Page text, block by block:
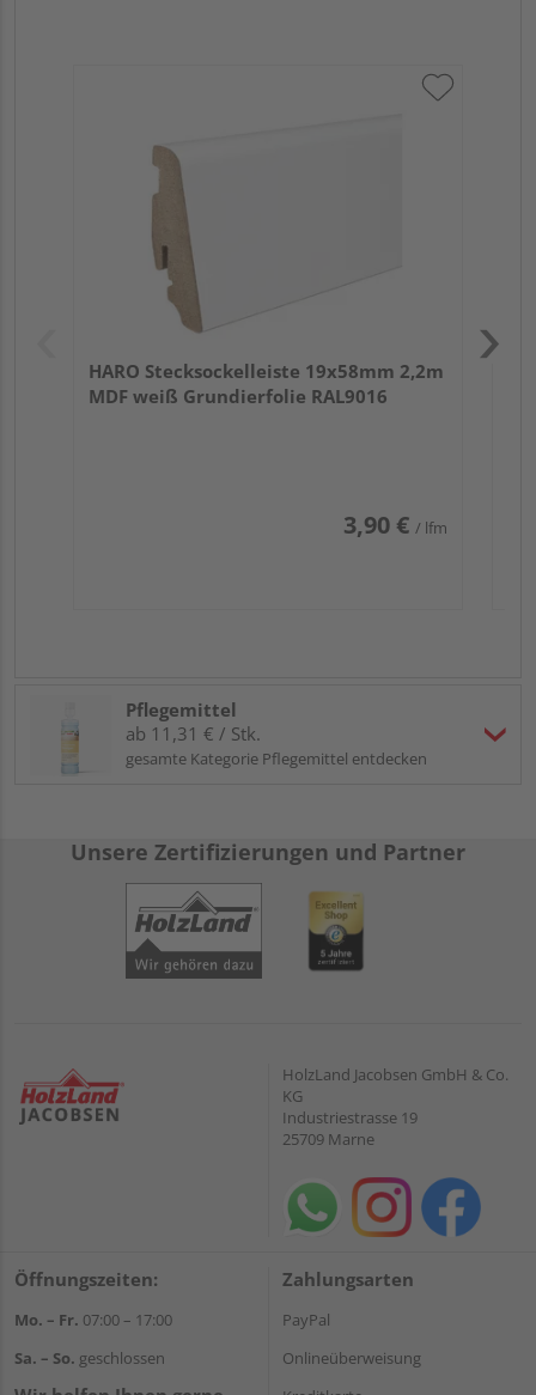
HARO Stecksockelleiste 19x58mm 2,2m
MDF weiß Grundierfolie RAL9016
3,90 € / lfm
Pflegemittel
ab 11,31 € / Stk.
gesamte Kategorie Pflegemittel entdecken
Unsere Zertifizierungen und Partner
HolzLand Jacobsen GmbH & Co.
KG
Industriestrasse 19
25709 Marne
Öffnungszeiten:
Mo. – Fr. 07:00 – 17:00
Sa. – So. geschlossen
Zahlungsarten
PayPal
Onlineüberweisung